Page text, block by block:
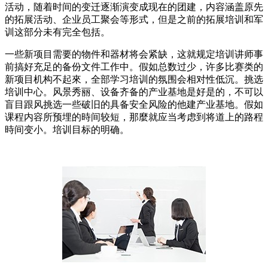
活动，随着时间的变迁逐渐演变成现在的团建，内容涵盖原先
的拓展活动、企业员工聚会等形式，但是之前的拓展培训和军
训这部分未有完全包括。
一些新项目需要的物件和器材将会紧缺，这就规定培训讲师事
前搞好充足的备份文件工作中。假如总数过少，许多比赛类的
新项目机构不起來，全部学习培训的氛围会相对性低沉。挑选
培训中心。风景秀丽、设备齐备的产业基地是好是的，不可以
盲目跟风挑选一些破旧的具备安全风险的他建产业基地。假如
课程内容所预埋的時间较短，那麼就应当考虑到将道上的路程
時间变小。培训目标的明确。